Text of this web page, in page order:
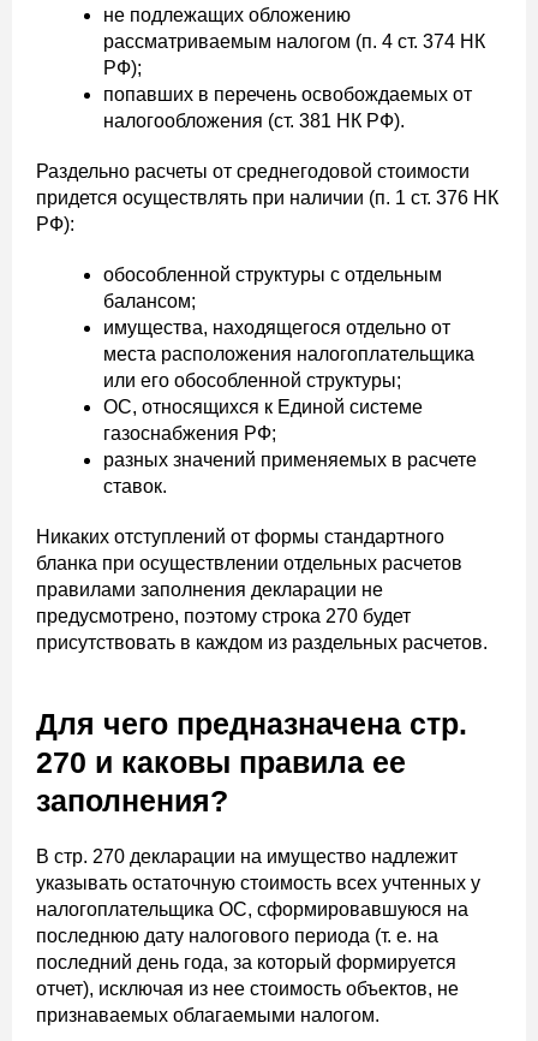
не подлежащих обложению
рассматриваемым налогом (п. 4 ст. 374 НК
РФ);
попавших в перечень освобождаемых от
налогообложения (ст. 381 НК РФ).
Раздельно расчеты от среднегодовой стоимости
придется осуществлять при наличии (п. 1 ст. 376 НК
РФ):
обособленной структуры с отдельным
балансом;
имущества, находящегося отдельно от
места расположения налогоплательщика
или его обособленной структуры;
ОС, относящихся к Единой системе
газоснабжения РФ;
разных значений применяемых в расчете
ставок.
Никаких отступлений от формы стандартного
бланка при осуществлении отдельных расчетов
правилами заполнения декларации не
предусмотрено, поэтому строка 270 будет
присутствовать в каждом из раздельных расчетов.
Для чего предназначена стр.
270 и каковы правила ее
заполнения?
В стр. 270 декларации на имущество надлежит
указывать остаточную стоимость всех учтенных у
налогоплательщика ОС, сформировавшуюся на
последнюю дату налогового периода (т. е. на
последний день года, за который формируется
отчет), исключая из нее стоимость объектов, не
признаваемых облагаемыми налогом.